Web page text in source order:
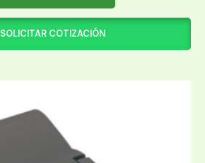
SOLICITAR COTIZACIÓN